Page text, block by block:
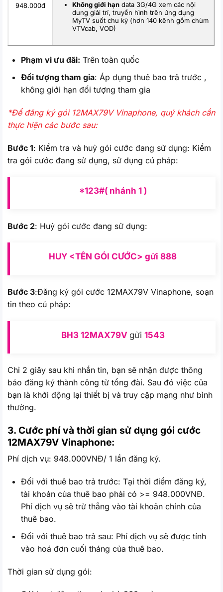
948.000đ
Không giới hạn data 3G/4G xem các nội
dung giải trí, truyền hình trên ứng dụng
MyTV suốt chu kỳ (hơn 140 kênh gồm chùm
VTVcab, VOD)
Phạm vi ưu đãi: Trên toàn quốc
Đối tượng tham gia: Áp dụng thuê bao trả trước ,
không giới hạn đối tượng tham gia
*Để đăng ký gói 12MAX79V Vinaphone, quý khách cần
thực hiện các bước sau:
Bước 1: Kiểm tra và huỷ gói cước đang sử dụng: Kiểm
tra gói cước đang sử dụng, sử dụng cú pháp:
*123#( nhánh 1 )
Bước 2: Huỷ gói cước đang sử dụng:
HUY <TÊN GÓI CƯỚC> gửi 888
Bước 3:Đăng ký gói cước 12MAX79V Vinaphone, soạn
tin theo cú pháp:
BH3 12MAX79V gửi 1543
Chỉ 2 giây sau khi nhắn tin, bạn sẽ nhận được thông
báo đăng ký thành công từ tổng đài. Sau đó việc của
bạn là khởi động lại thiết bị và truy cập mạng như bình
thường.
3. Cước phí và thời gian sử dụng gói cước
12MAX79V Vinaphone:
Phí dịch vụ: 948.000VNĐ/ 1 lần đăng ký.
Đối với thuê bao trả trước: Tại thời điểm đăng ký,
tài khoản của thuê bao phải có >= 948.000VNĐ.
Phí dịch vụ sẽ trừ thẳng vào tài khoản chính của
thuê bao.
Đối với thuê bao trả sau: Phí dịch vụ sẽ được tính
vào hoá đơn cuối tháng của thuê bao.
Thời gian sử dụng gói: